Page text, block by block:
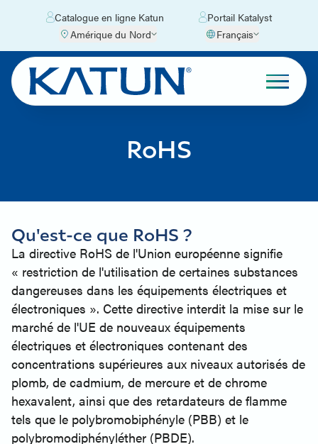
Catalogue en ligne Katun
Portail Katalyst
Amérique du Nord
Français
RoHS
Qu'est-ce que RoHS ?
La directive RoHS de l'Union européenne signifie
« restriction de l'utilisation de certaines substances
dangereuses dans les équipements électriques et
électroniques ». Cette directive interdit la mise sur le
marché de l'UE de nouveaux équipements
électriques et électroniques contenant des
concentrations supérieures aux niveaux autorisés de
plomb, de cadmium, de mercure et de chrome
hexavalent, ainsi que des retardateurs de flamme
tels que le polybromobiphényle (PBB) et le
polybromodiphényléther (PBDE).